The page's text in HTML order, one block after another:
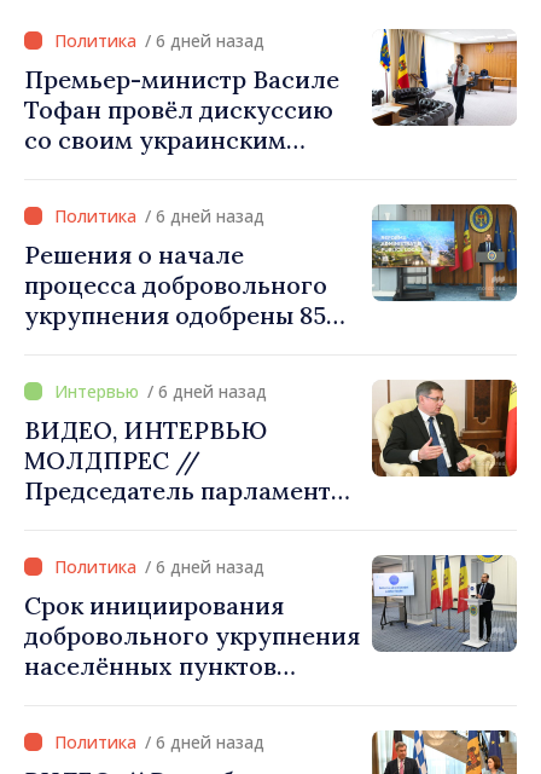
/ 6 дней назад
Премьер-министр Василе
Тофан провёл дискуссию
со своим украинским
Корецким: «Наши
государства выстроили
отношения, основанные на
доверии и солидарности,
которые мы хотим
конкретные проекты»
/ 6 дней назад
Решения о начале
процесса добровольного
укрупнения одобрены 85
страны. Алексей Бузу:
«Только через сильные
примэрии мы можем
обеспечить качественные
услуги и
инфраструктуру»
/ 6 дней назад
ВИДЕО, ИНТЕРВЬЮ
МОЛДПРЕС //
Председатель парламента
убедить каждое
государство‑член ЕС, что
Республика Молдова
заслуживает быть в
Европейском союзе»
/ 6 дней назад
Срок инициирования
добровольного укрупнения
населённых пунктов
/ 6 дней назад